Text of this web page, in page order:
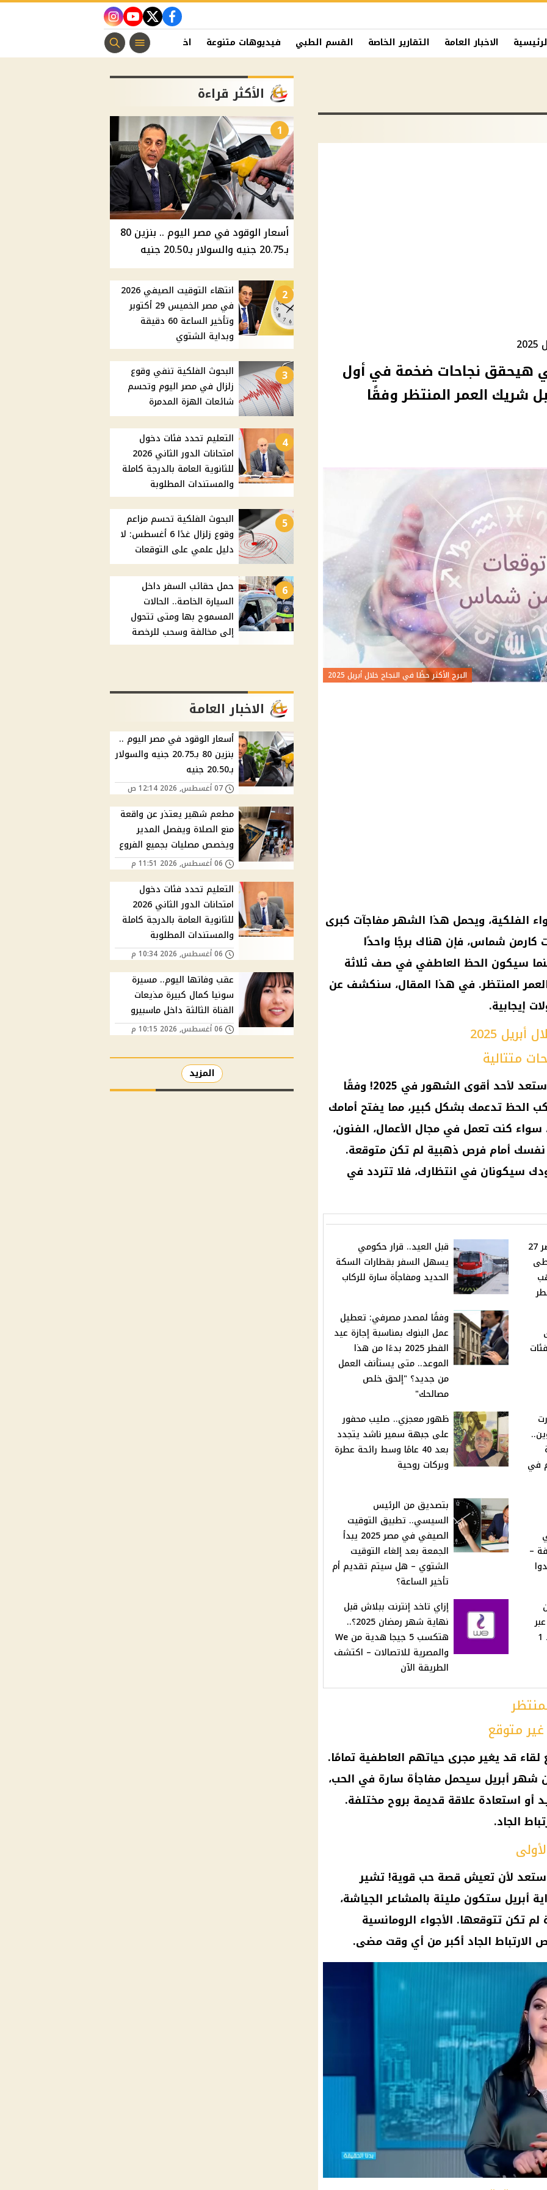
facebook
twitter
youtube
instagram
الاخبار العامة التقارير الخاصة القسم الطبي فيديوهات متنوعة اخبار الفن منوعات مسيحية
نجاحات ضخمة في أول
هتقابل شريك العمر المنتظر وفقًا
البرج الأكثر حظًا في النجاح خلال أبريل 2025
2025، تتغير الأجواء الفلكية، ويحمل هذا الشهر مفاجآت كبرى
كارمن شماس، فإن هناك برجًا واحدًا
سيكون الحظ العاطفي في صف ثلاثة
المنتظر. في هذا المقال، سنكشف عن
إيجابية.
2025
متتالية
إذا كنت من مواليد برج الأسد، فاستعد لأحد أقوى الشهور في 2025! وفقًا
الحظ تدعمك بشكل كبير، مما يفتح أمامك
كنت تعمل في مجال الأعمال، الفنون،
نفسك أمام فرص ذهبية لم تكن متوقعة.
سيكونان في انتظارك، فلا تتردد في
سعر الذهب اليوم في مصر 27
21 يتخطى
قبل العيد.. قرار حكومي
يسهل السفر بقطارات السكة
الحديد ومفاجأة سارة للركاب
وفقًا لمصدر مصرفي: تعطيل
عمل البنوك بمناسبة إجازة عيد
الفطر 2025 بدءًا من هذا
الموعد.. متى يستأنف العمل
من جديد؟ "إلحق خلص
مصالحك"
في
ظهور معجزي.. صليب محفور
على جبهة سمير ناشد يتجدد
بعد 40 عامًا وسط رائحة عطرة
وبركات روحية
–
بتصديق من الرئيس
السيسي.. تطبيق التوقيت
الصيفي في مصر 2025 يبدأ
الجمعة بعد إلغاء التوقيت
الشتوي – هل سيتم تقديم أم
تأخير الساعة؟
إنستاباي (Instapay) بعد 1
إزاي تاخد إنترنت ببلاش قبل
نهاية شهر رمضان 2025؟..
هتكسب 5 جيجا هدية من We
والمصرية للاتصالات – اكتشف
الطريقة الآن
قد يغير مجرى حياتهم العاطفية تمامًا.
شهر أبريل سيحمل مفاجأة سارة في الحب،
استعادة علاقة قديمة بروح مختلفة.
الجاد.
لأن تعيش قصة حب قوية! تشير
أبريل ستكون مليئة بالمشاعر الجياشة،
تكن تتوقعها. الأجواء الرومانسية
الجاد أكبر من أي وقت مضى.
الأكثر قراءة
1
أسعار الوقود في مصر اليوم .. بنزين 80
بـ20.75 جنيه والسولار بـ20.50 جنيه
2
انتهاء التوقيت الصيفي 2026
في مصر الخميس 29 أكتوبر
وتأخير الساعة 60 دقيقة
وبداية الشتوي
3
البحوث الفلكية تنفي وقوع
زلزال في مصر اليوم وتحسم
شائعات الهزة المدمرة
4
التعليم تحدد فئات دخول
امتحانات الدور الثاني 2026
للثانوية العامة بالدرجة كاملة
والمستندات المطلوبة
5
البحوث الفلكية تحسم مزاعم
وقوع زلزال غدًا 6 أغسطس: لا
دليل علمي على التوقعات
6
حمل حقائب السفر داخل
السيارة الخاصة.. الحالات
المسموح بها ومتى تتحول
إلى مخالفة وسحب للرخصة
الاخبار العامة
أسعار الوقود في مصر اليوم ..
بنزين 80 بـ20.75 جنيه والسولار
بـ20.50 جنيه
07 أغسطس, 2026 12:14 ص
مطعم شهير يعتذر عن واقعة
منع الصلاة ويفصل المدير
ويخصص مصليات بجميع الفروع
06 أغسطس, 2026 11:51 م
التعليم تحدد فئات دخول
امتحانات الدور الثاني 2026
للثانوية العامة بالدرجة كاملة
والمستندات المطلوبة
06 أغسطس, 2026 10:34 م
عقب وفاتها اليوم.. مسيرة
سونيا كمال كبيرة مذيعات
القناة الثالثة داخل ماسبيرو
06 أغسطس, 2026 10:15 م
المزيد